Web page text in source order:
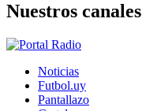
Nuestros canales
Noticias
Futbol.uy
Pantallazo